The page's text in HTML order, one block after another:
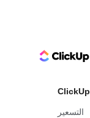
ClickUp Logo
ClickUp
التسعير